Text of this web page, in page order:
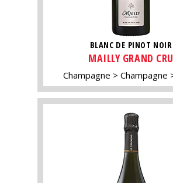
BLANC DE PINOT NOIR
MAILLY GRAND CRU
Champagne Champagne